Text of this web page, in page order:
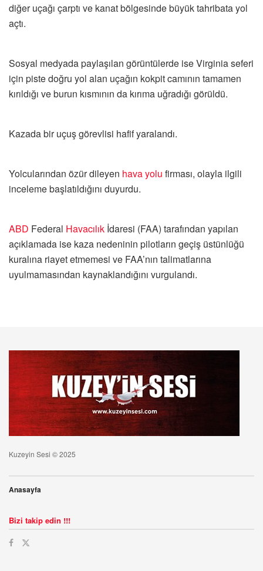
diğer uçağı çarptı ve kanat bölgesinde büyük tahribata yol
açtı.
Sosyal medyada paylaşılan görüntülerde ise Virginia seferi
için piste doğru yol alan uçağın kokpit camının tamamen
kırıldığı ve burun kısmının da kırıma uğradığı görüldü.
Kazada bir uçuş görevlisi hafif yaralandı.
Yolcularından özür dileyen hava yolu firması, olayla ilgili
inceleme başlatıldığını duyurdu.
ABD Federal Havacılık İdaresi (FAA) tarafından yapılan
açıklamada ise kaza nedeninin pilotların geçiş üstünlüğü
kuralına riayet etmemesi ve FAA’nın talimatlarına
uyulmamasından kaynaklandığını vurgulandı.
Kuzeyin Sesi © 2025
Anasayfa
Bizi takip edin !!!